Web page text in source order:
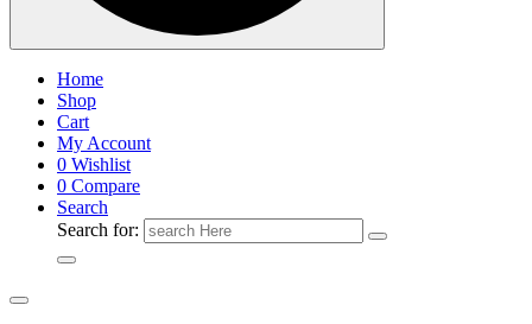
Home
Shop
Cart
My Account
0 Wishlist
0 Compare
Search
Search for: